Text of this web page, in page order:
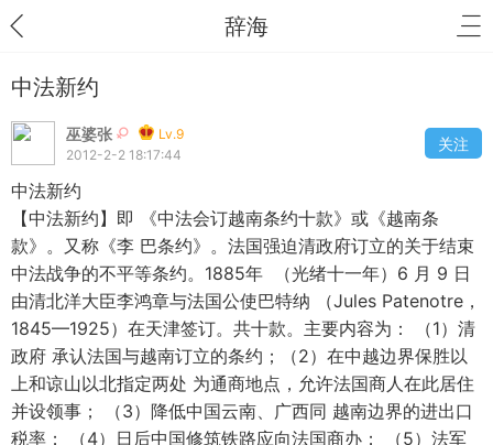
辞海
中法新约
巫婆张
Lv.9
2012-2-2 18:17:44
关注
中法新约
【中法新约】即 《中法会订越南条约十款》或《越南条
款》。又称《李 巴条约》。法国强迫清政府订立的关于结束
中法战争的不平等条约。1885年 （光绪十一年）6 月 9 日
由清北洋大臣李鸿章与法国公使巴特纳 （Jules Patenotre，
1845—1925）在天津签订。共十款。主要内容为： （1）清
政府 承认法国与越南订立的条约；（2）在中越边界保胜以
上和谅山以北指定两处 为通商地点，允许法国商人在此居住
并设领事； （3）降低中国云南、广西同 越南边界的进出口
税率； （4）日后中国修筑铁路应向法国商办； （5）法军